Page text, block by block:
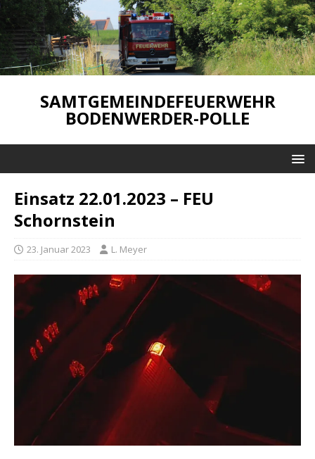
SAMTGEMEINDEFEUERWEHR
BODENWERDER-POLLE
Einsatz 22.01.2023 – FEU
Schornstein
23. Januar 2023 L. Meyer